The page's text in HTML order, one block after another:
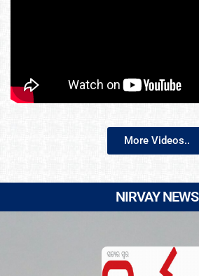
More Videos..
NIRVAY NEWS